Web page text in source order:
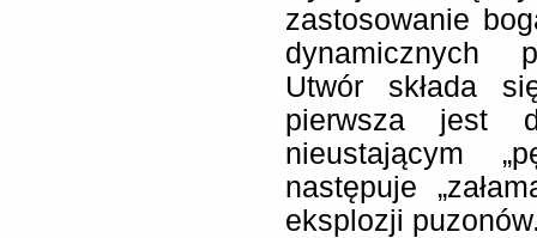
zastosowanie
dynamicznych
Utwór składa
pierwsza jest
nieustającym
następuje
eksplozji